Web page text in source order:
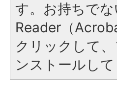
す。お持ちで
Reader（
クリックして
ンストールして